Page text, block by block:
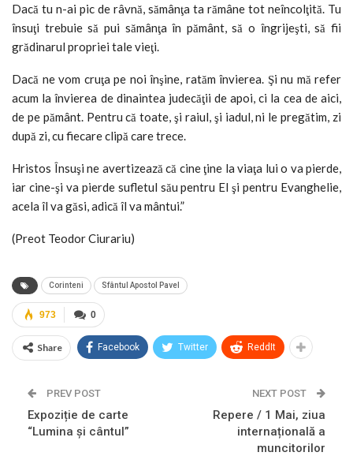
Dacă tu n-ai pic de râvnă, sămânţa ta rămâne tot neîncolţită. Tu
însuţi trebuie să pui sămânţa în pământ, să o îngrijeşti, să fii
grădinarul propriei tale vieţi.
Dacă ne vom cruţa pe noi înşine, ratăm învierea. Şi nu mă refer
acum la învierea de dinaintea judecăţii de apoi, ci la cea de aici,
de pe pământ. Pentru că toate, şi raiul, şi iadul, ni le pregătim, zi
după zi, cu fiecare clipă care trece.
Hristos Însuşi ne avertizează că cine ţine la viaţa lui o va pierde,
iar cine-şi va pierde sufletul său pentru El şi pentru Evanghelie,
acela îl va găsi, adică îl va mântui.”
(Preot Teodor Ciurariu)
Corinteni Sfântul Apostol Pavel
0
973
Share Facebook Twitter ReddIt
PREV POST
Expoziție de carte
“Lumina și cântul”
NEXT POST
Repere / 1 Mai, ziua
internațională a
muncitorilor